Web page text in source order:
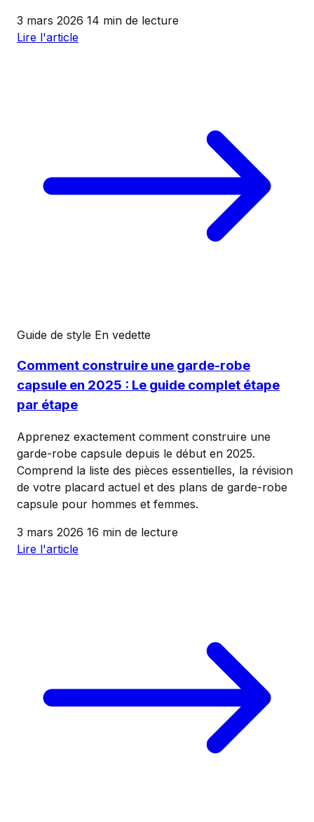
3 mars 2026 14 min de lecture
Lire l'article
Guide de style En vedette
Comment construire une garde-robe
capsule en 2025 : Le guide complet étape
par étape
Apprenez exactement comment construire une
garde-robe capsule depuis le début en 2025.
Comprend la liste des pièces essentielles, la révision
de votre placard actuel et des plans de garde-robe
capsule pour hommes et femmes.
3 mars 2026 16 min de lecture
Lire l'article